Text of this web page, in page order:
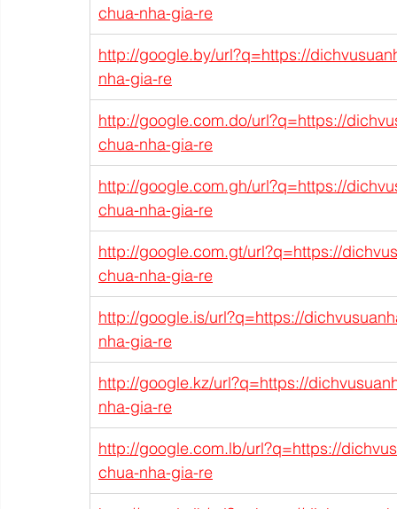
chua-nha-gia-re
http://google.by/url?q=https://
nha-gia-re
http://google.com.do/url?q=https://
chua-nha-gia-re
http://google.com.gh/url?q=https://
chua-nha-gia-re
http://google.com.gt/url?q=https://
chua-nha-gia-re
http://google.is/url?q=https://
nha-gia-re
http://google.kz/url?q=https://
nha-gia-re
http://google.com.lb/url?q=https://
chua-nha-gia-re